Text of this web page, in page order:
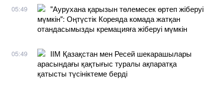
05:49
"Аурухана қарызын төлемесек өртеп жіберуі
мүмкін": Оңтүстік Кореяда комада жатқан
отандасымызды кремацияға жіберуі мүмкін
05:49
ІІМ Қазақстан мен Ресей шекарашылары
арасындағы қақтығыс туралы ақпаратқа
қатысты түсініктеме берді